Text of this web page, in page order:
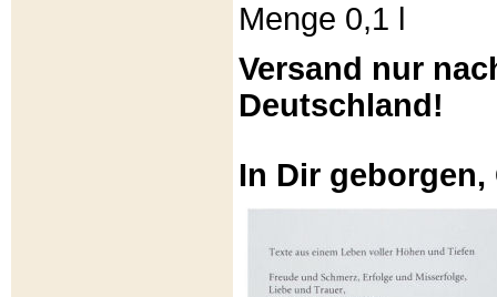
Menge 0,1 l
Versand nur
Deutschland!
In Dir geborgen,